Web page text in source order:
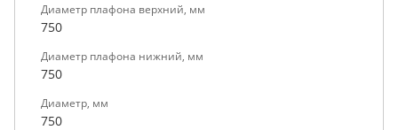
Диаметр плафона верхний, мм
750
Диаметр плафона нижний, мм
750
Диаметр, мм
750